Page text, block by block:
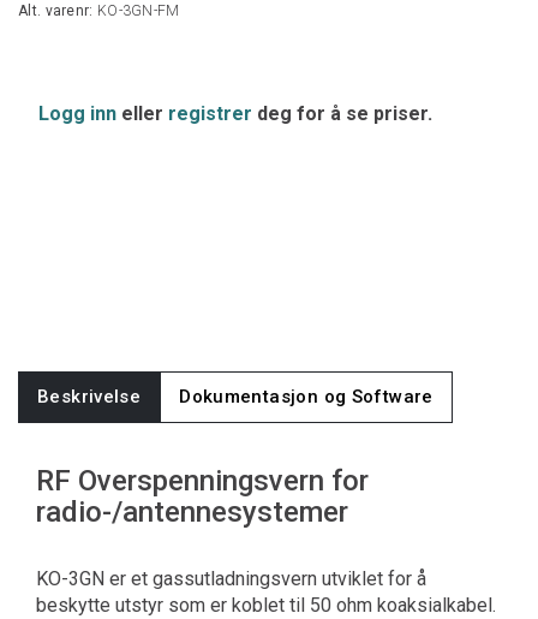
Alt. varenr: KO-3GN-FM
Logg inn eller registrer deg for å se priser.
Beskrivelse Dokumentasjon og Software
RF Overspenningsvern for
radio-/antennesystemer
KO-3GN er et gassutladningsvern utviklet for å
beskytte utstyr som er koblet til 50 ohm koaksialkabel.